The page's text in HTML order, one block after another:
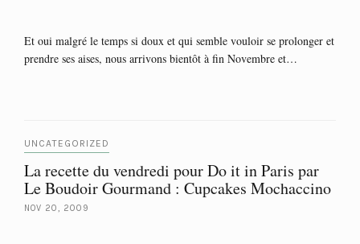
Et oui malgré le temps si doux et qui semble vouloir se prolonger et
prendre ses aises, nous arrivons bientôt à fin Novembre et…
UNCATEGORIZED
La recette du vendredi pour Do it in Paris par
Le Boudoir Gourmand : Cupcakes Mochaccino
NOV 20, 2009